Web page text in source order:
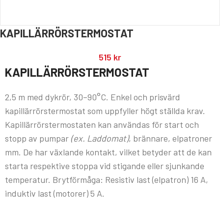
KAPILLÄRRÖRSTERMOSTAT
515 kr
KAPILLÄRRÖRSTERMOSTAT
2,5 m med dykrör, 30–90°C. Enkel och prisvärd
kapillärrörstermostat som uppfyller högt ställda krav.
Kapillärrörstermostaten kan användas för start och
stopp av pumpar (ex. Laddomat), brännare, elpatroner
mm. De har växlande kontakt, vilket betyder att de kan
starta respektive stoppa vid stigande eller sjunkande
temperatur. Brytförmåga: Resistiv last (elpatron) 16 A,
induktiv last (motorer) 5 A.